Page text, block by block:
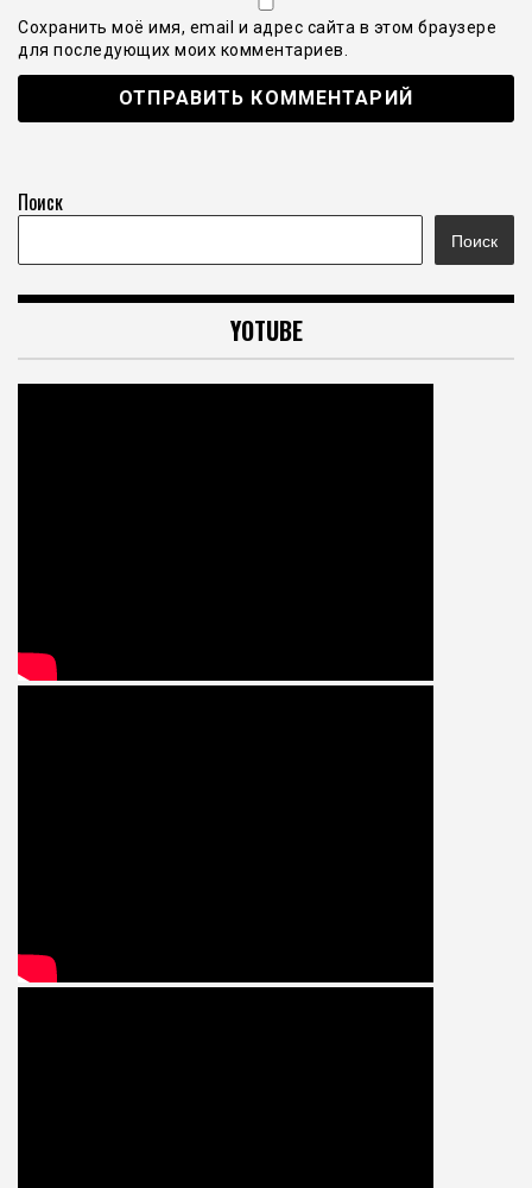
Сохранить моё имя, email и адрес сайта в этом браузере
для последующих моих комментариев.
Поиск
Поиск
YOTUBE